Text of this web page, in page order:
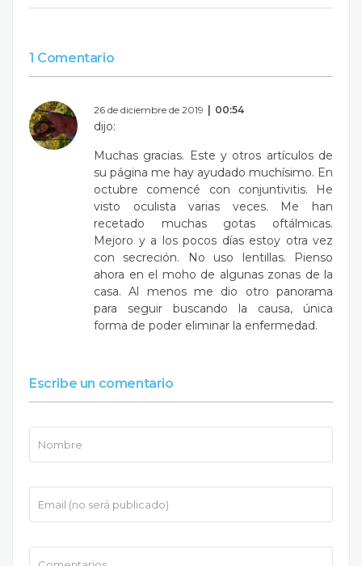
1 Comentario
26 de diciembre de 2019 00:54
dijo:
Muchas gracias. Este y otros artículos de
su página me hay ayudado muchísimo. En
octubre comencé con conjuntivitis. He
visto oculista varias veces. Me han
recetado muchas gotas oftálmicas.
Mejoro y a los pocos días estoy otra vez
con secreción. No uso lentillas. Pienso
ahora en el moho de algunas zonas de la
casa. Al menos me dio otro panorama
para seguir buscando la causa, única
forma de poder eliminar la enfermedad.
Escribe un comentario